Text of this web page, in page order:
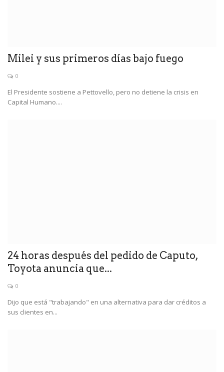
Milei y sus primeros días bajo fuego
0
El Presidente sostiene a Pettovello, pero no detiene la crisis en
Capital Humano....
24 horas después del pedido de Caputo,
Toyota anuncia que...
0
Dijo que está "trabajando" en una alternativa para dar créditos a
sus clientes en...